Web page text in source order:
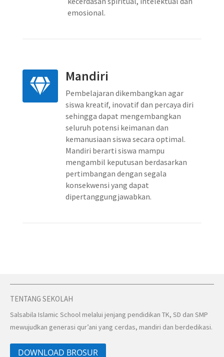
emosional.

Mandiri
Pembelajaran dikembangkan agar
siswa kreatif, inovatif dan percaya diri
sehingga dapat mengembangkan
seluruh potensi keimanan dan
kemanusiaan siswa secara optimal.
Mandiri berarti siswa mampu
mengambil keputusan berdasarkan
pertimbangan dengan segala
konsekwensi yang dapat
dipertanggungjawabkan.
TENTANG SEKOLAH
Salsabila Islamic School melalui jenjang pendidikan TK, SD dan SMP
mewujudkan generasi qur’ani yang cerdas, mandiri dan berdedikasi.
DOWNLOAD BROSUR